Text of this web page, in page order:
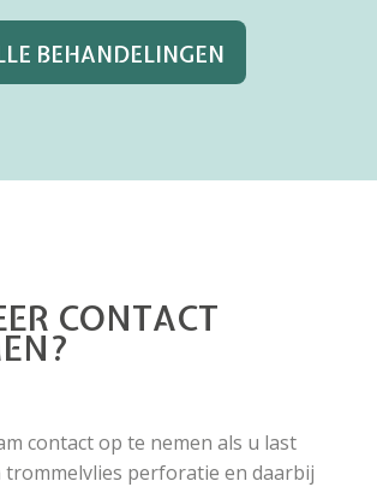
BEHANDELINGEN
CONTACT
contact op te nemen als u last
trommelvlies perforatie en daarbij